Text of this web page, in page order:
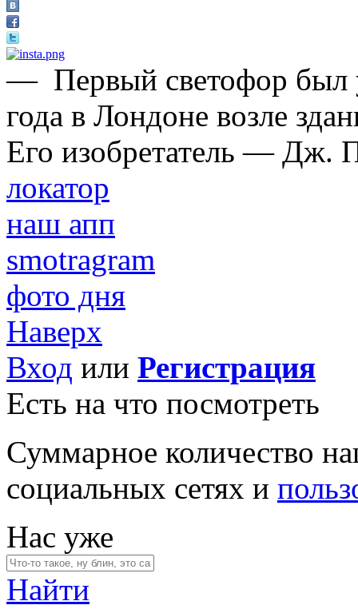
— Первый светофор был
года в Лондоне возле
Его изобретатель — Дж.
локатор
наш апп
smotragram
фото дня
Наверх
Вход или Регистрация
Есть на что посмотреть
Суммарное количество
социальных сетях и
Нас уже
Найти